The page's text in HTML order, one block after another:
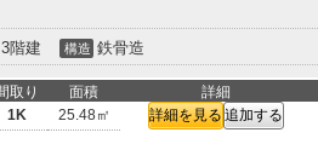
3階建 構造 鉄骨造
取り 面積 詳細
1K 25.48㎡ 詳細を見る 追加する